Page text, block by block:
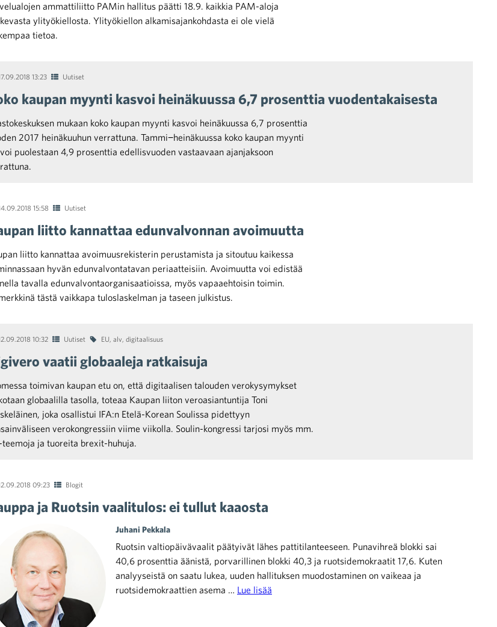
ammattiliitto PAMin hallitus päätti 18.9. kaikkia PAM-aloja
ylityökiellosta. Ylityökiellon alkamisajankohdasta ei ole vielä
tietoa.
13:23 Uutiset
kaupan myynti kasvoi heinäkuussa 6,7 prosenttia vuodentakaisesta
mukaan koko kaupan myynti kasvoi heinäkuussa 6,7 prosenttia
2017 heinäkuuhun verrattuna. Tammi−heinäkuussa koko kaupan myynti
puolestaan 4,9 prosenttia edellisvuoden vastaavaan ajanjaksoon
15:58 Uutiset
liitto kannattaa edunvalvonnan avoimuutta
liitto kannattaa avoimuusrekisterin perustamista ja sitoutuu kaikessa
hyvän edunvalvontatavan periaatteisiin. Avoimuutta voi edistää
tavalla edunvalvontaorganisaatioissa, myös vapaaehtoisin toimin.
tästä vaikkapa tuloslaskelman ja taseen julkistus.
10:32 Uutiset EU, alv, digitaalisuus
vaatii globaaleja ratkaisuja
toimivan kaupan etu on, että digitaalisen talouden verokysymykset
globaalilla tasolla, toteaa Kaupan liiton veroasiantuntija Toni
joka osallistui IFA:n Etelä-Korean Soulissa pidettyyn
verokongressiin viime viikolla. Soulin-kongressi tarjosi myös mm.
ja tuoreita brexit-huhuja.
09:23 Blogit
ja Ruotsin vaalitulos: ei tullut kaaosta
Juhani Pekkala
Ruotsin valtiopäivävaalit päätyivät lähes pattitilanteeseen. Punavihreä blokki sai
40,6 prosenttia äänistä, porvarillinen blokki 40,3 ja ruotsidemokraatit 17,6. Kuten
analyyseistä on saatu lukea, uuden hallituksen muodostaminen on vaikeaa ja
ruotsidemokraattien asema … Lue lisää
varautuminen
alalta
liitossa